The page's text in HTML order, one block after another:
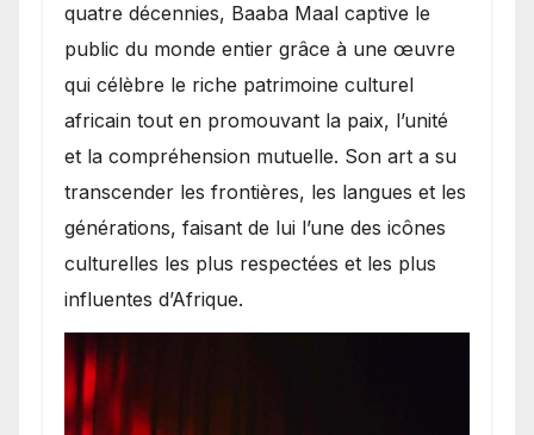
quatre décennies, Baaba Maal captive le
public du monde entier grâce à une œuvre
qui célèbre le riche patrimoine culturel
africain tout en promouvant la paix, l’unité
et la compréhension mutuelle. Son art a su
transcender les frontières, les langues et les
générations, faisant de lui l’une des icônes
culturelles les plus respectées et les plus
influentes d’Afrique.